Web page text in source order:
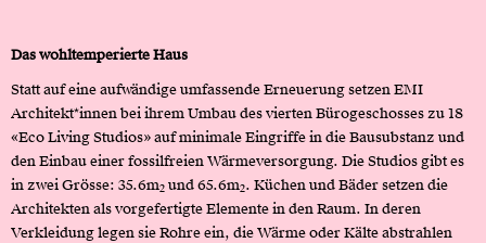
Das wohltemperierte Haus
Statt auf eine aufwändige umfassende Erneuerung setzen EMI
Architekt*innen bei ihrem Umbau des vierten Bürogeschosses zu 18
«Eco Living Studios»auf minimale Eingriffe in die Bausubstanz und
den Einbau einer fossilfreien Wärmeversorgung. Die Studios gibt es
in zwei Grösse: 35.6m2 und 65.6m2. Küchen und Bäder setzen die
Architekten als vorgefertigte Elemente in den Raum. In deren
Verkleidung legen sie Rohre ein, die Wärme oder Kälte abstrahlen